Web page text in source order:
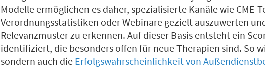
Modelle ermöglichen es daher, spezialisierte Kanäle wie CME-
Verordnungsstatistiken oder Webinare gezielt auszuwerten
Relevanzmuster zu erkennen. Auf dieser Basis entsteht ein
identifiziert, die besonders offen für neue Therapien sind. So
sondern auch die Erfolgswahrscheinlichkeit von